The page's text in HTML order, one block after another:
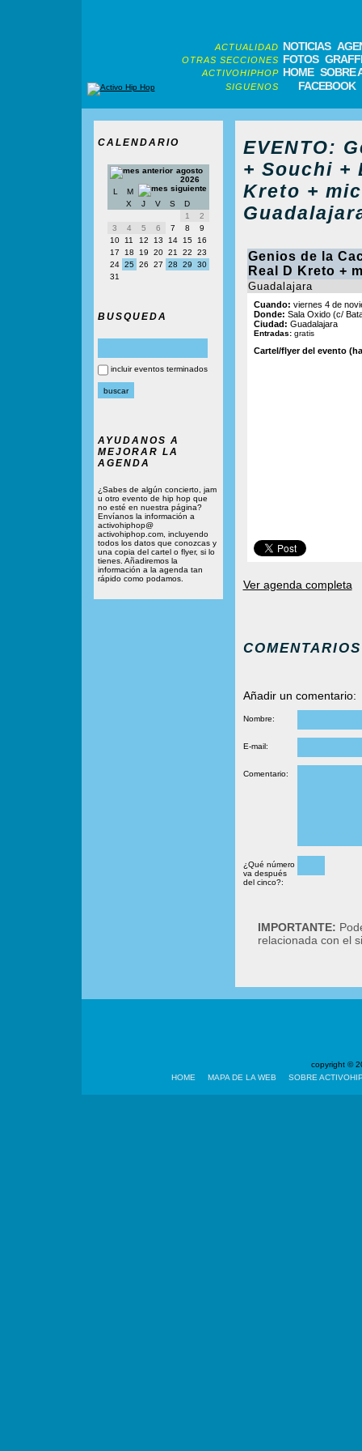
ACTUALIDAD NOTICIAS
OTRAS SECCIONES FOTOS
ACTIVOHIPHOP HOME SOBRE
SIGUENOS FACEBOOK
CALENDARIO
agosto
2026
L
M
X
J V S
D
1
2
3
4 5 6 7 8
9
10
11 12 13 14 15
16
17
18 19 20 21 22
23
24 25 26 27 28 29
30
31
BUSQUEDA
incluir eventos terminados
AYUDANOS A
MEJORAR LA
AGENDA
¿Sabes de algún concierto, jam
u otro evento de hip hop que
no esté en nuestra página?
Envíanos la información a
activohiphop@
activohiphop.com, incluyendo
todos los datos que conozcas y
una copia del cartel o flyer, si lo
tienes. Añadiremos la
información a la agenda tan
rápido como podamos.
EVENTO:
+ Souchi +
Kreto +
Genios de la
Real D Kreto +
Guadalajara
Cuando: viernes 4 de
Donde: Sala Oxido (c/
Ciudad: Guadalajara
Entradas: gratis
Cartel/flyer del evento
Ver agenda completa
COMENTARIOS
Añadir un comentario:
Nombre:
E-mail:
Comentario:
¿Qué número
va después
del cinco?:
IMPORTANTE:
relacionada con el
copyright ©
HOME
MAPA DE LA WEB SOBRE